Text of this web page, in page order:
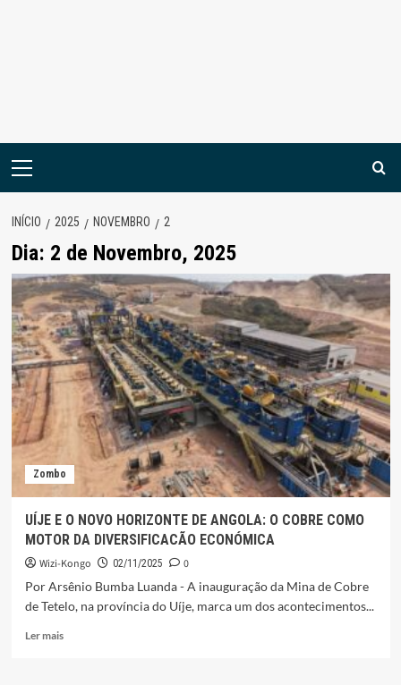
Menu
INÍCIO 2025 NOVEMBRO 2
Dia: 2 de Novembro, 2025
Zombo
UÍJE E O NOVO HORIZONTE DE ANGOLA: O COBRE COMO
MOTOR DA DIVERSIFICACÃO ECONÓMICA
Wizi-Kongo 02/11/2025
0
Por Arsênio Bumba Luanda - A inauguração da Mina de Cobre
de Tetelo, na província do Uíje, marca um dos acontecimentos...
Ler maisLeia